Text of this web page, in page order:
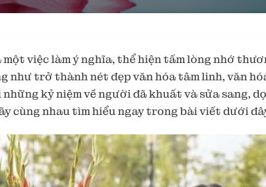
việc làm ý nghĩa, thể hiện tấm lòng nhớ
như trở thành nét đẹp văn hóa tâm linh, văn
kỷ niệm về người đã khuất và sửa sang,
cùng nhau tìm hiểu ngay trong bài viết dưới